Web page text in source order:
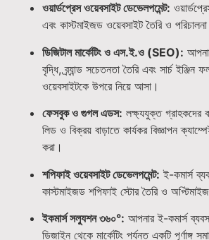
ওয়ার্ডপ্রেস ওয়েবসাইট ডেভেলপমেন্ট:
এবং কাস্টমাইজড ওয়েবসাইট তৈরি ও
ডিজিটাল মার্কেটিং ও এস.ই.ও (SEO):
বৃদ্ধি, ব্র্যান্ড সচেতনতা তৈরি এবং সার্চ ইঞ্জিন
ওয়েবসাইটকে উপরে নিয়ে আসা।
ফেসবুক ও গুগল এডস: লক্ষ্যযুক্ত গ্রাহকদের
লিড ও বিক্রয় বাড়াতে কার্যকর বিজ্ঞাপন
করা।
শপিফাই ওয়েবসাইট ডেভেলপমেন্ট: ই-কমার্স
কাস্টমাইজড শপিফাই স্টোর তৈরি ও
ইকমার্স সল্যুশন ৩৬০°: আপনার ই-কমার্স
ডিজাইন থেকে মার্কেটিং পর্যন্ত একটি পূর্ণাঙ্গ